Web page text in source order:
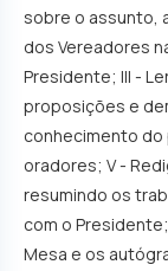
sobre o assunto,
dos Vereadores
Presidente; III -
proposições e
conhecimento do
oradores; V -
resumindo os
com o
Mesa e os